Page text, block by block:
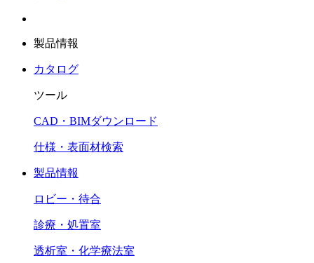
製品情報
カタログ
ツール
CAD・BIMダウンロード
仕様・表面材検索
製品情報
ロビー・待合
診療・処置室
透析室・化学療法室